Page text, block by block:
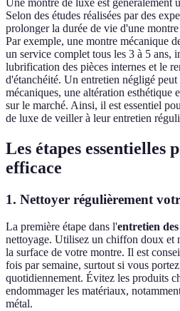
Selon des études réalisées par des
prolonger la durée de vie d'une
Par exemple, une montre mécanique
un service complet tous les 3 à 5 ans,
lubrification des pièces internes et le
d'étanchéité. Un entretien négligé
mécaniques, une altération esthétique
sur le marché. Ainsi, il est essentiel
de luxe de veiller à leur entretien
Les étapes essentielles
efficace
1. Nettoyer régulièrement
La première étape dans l'entretien
nettoyage. Utilisez un chiffon doux et
la surface de votre montre. Il est
fois par semaine, surtout si vous
quotidiennement. Évitez les produits
endommager les matériaux,
métal.